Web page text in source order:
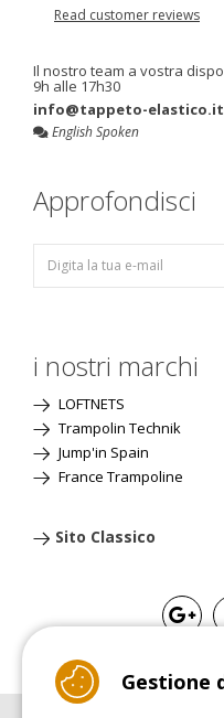
Read customer reviews
Il nostro team a vostra
9h alle 17h30
info@tappeto-elastico.it
English Spoken
Approfondisci
i nostri marchi
LOFTNETS
Trampolin Technik
Jump'in Spain
France Trampoline
Sito Classico
Gestione